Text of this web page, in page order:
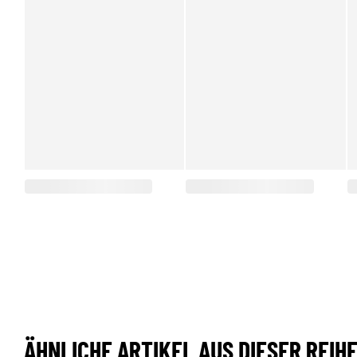
ÄHNLICHE ARTIKEL AUS DIESER REIHE